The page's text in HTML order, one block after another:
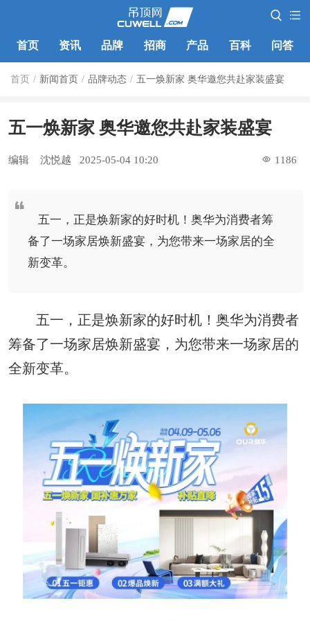
首页 资讯 品牌 招商 产品 百科 问答
首页 / 新闻首页 / 品牌动态 / 五一焕新家 奥华邀您共赴家装盛宴
五一焕新家 奥华邀您共赴家装盛宴
编辑 沈悦越 2025-05-04 10:20 1186
五一，正是焕新家的好时机！奥华为消费者筹
备了一场家居焕新盛宴，为您带来一场家居的全
新变革。
五一，正是焕新家的好时机！奥华为消费者
筹备了一场家居焕新盛宴，为您带来一场家居的
全新变革。